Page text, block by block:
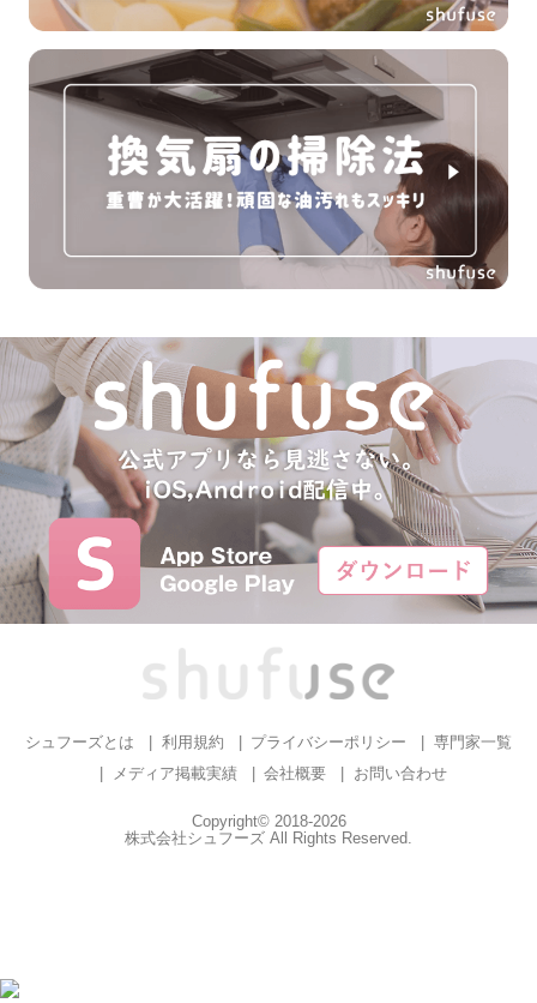
シュフーズとは 利用規約 プライバシーポリシー
専門家一覧
メディア掲載実績
会社概要 お問い合わせ
Copyright© 2018-2026
株式会社シュフーズ All Rights Reserved.